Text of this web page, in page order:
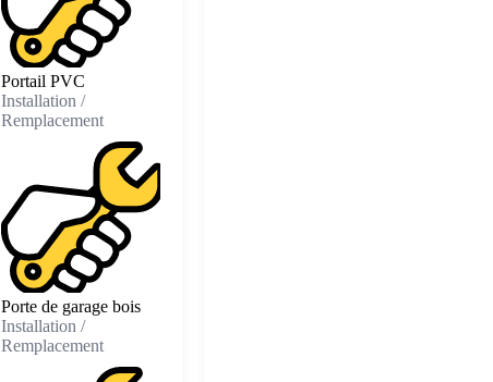
Portail PVC
Installation /
Remplacement
Porte de garage bois
Installation /
Remplacement